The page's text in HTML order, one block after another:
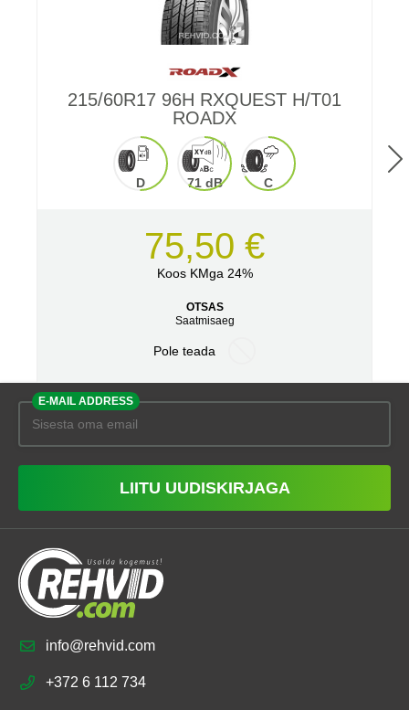
215/60R17 96H RXQUEST H/T01
ROADX
D 71 dB C
75,50 €
Koos KMga 24%
OTSAS
Saatmisaeg
Pole teada
E-MAIL ADDRESS
LIITU UUDISKIRJAGA
info@rehvid.com
+372 6 112 734